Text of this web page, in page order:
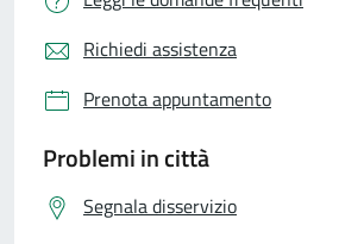
Richiedi assistenza
Prenota appuntamento
Problemi in città
Segnala disservizio